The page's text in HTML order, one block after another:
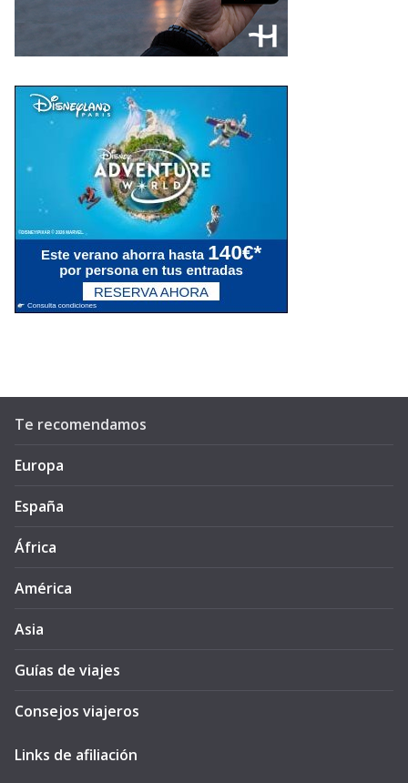
Te recomendamos
Europa
España
África
América
Asia
Guías de viajes
Consejos viajeros
Links de afiliación